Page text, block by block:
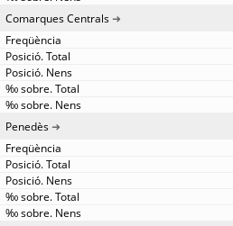
Comarques Centrals
Penedès